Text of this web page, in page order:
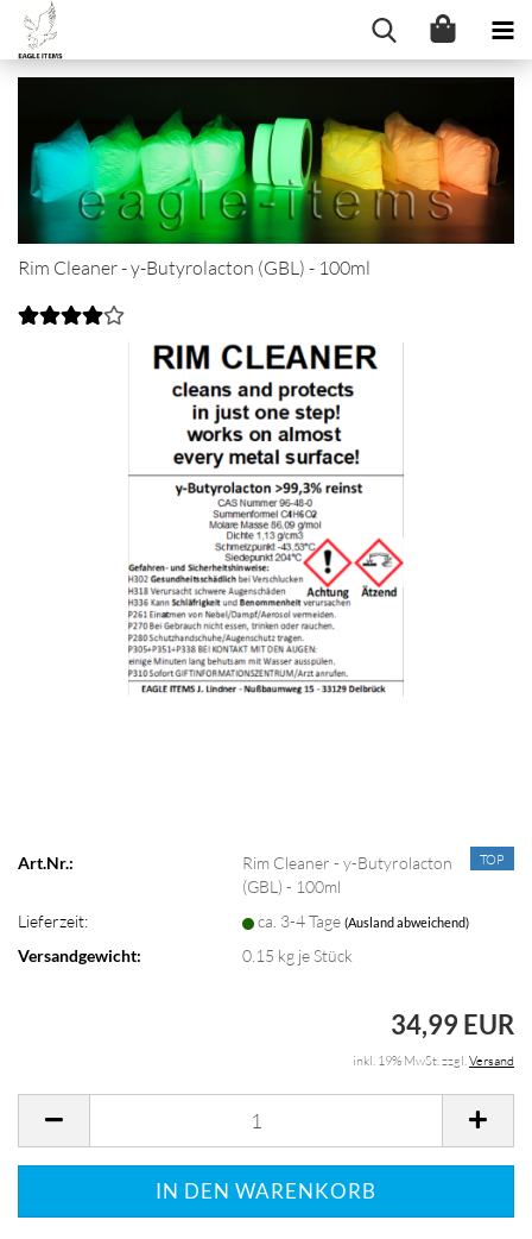
Rim Cleaner - y-Butyrolacton (GBL) - 100ml
TOP
Art.Nr.:
Rim Cleaner - y-Butyrolacton
(GBL) - 100ml
Lieferzeit:
ca. 3-4 Tage(Ausland abweichend)
Versandgewicht: 0.15 kg je Stück
34,99 EUR
inkl. 19% MwSt. zzgl.Versand